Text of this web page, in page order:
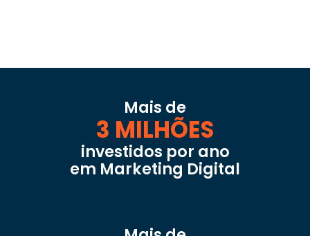
Mais de
3 MILHÕES
investidos por ano
em Marketing Digital